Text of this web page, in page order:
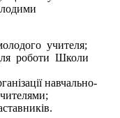
учителя;
роботи Школи
навчально-